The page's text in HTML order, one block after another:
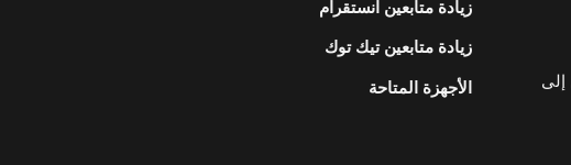
إلى
زيادة متابعين انستقرام
زيادة متابعين تيك توك
الأجهزة المتاحة